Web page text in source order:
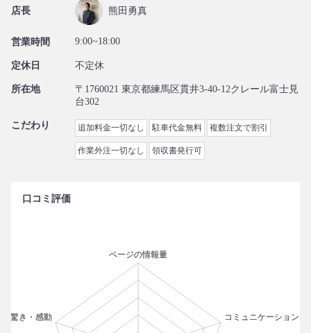
店長 熊田勇真
営業時間 9:00~18:00
定休日 不定休
所在地
〒1760021 東京都練馬区貫井3-40-12クレール富士見
台302
こだわり 追加料金一切なし 駐車代金無料 複数注文で割引
作業外注一切なし 領収書発行可
口コミ評価